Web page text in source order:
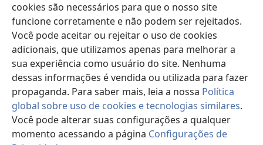
cookies são necessários para que o nosso site
funcione corretamente e não podem ser rejeitados.
Você pode aceitar ou rejeitar o uso de cookies
adicionais, que utilizamos apenas para melhorar a
sua experiência como usuário do site. Nenhuma
dessas informações é vendida ou utilizada para fazer
propaganda. Para saber mais, leia a nossa Política
global sobre uso de cookies e tecnologias similares.
Você pode alterar suas configurações a qualquer
momento acessando a página Configurações de
Donativos
(abre
nova
janela)Biblioteca On-line da Torre de Vigia™
(abre
nova
janela) JW Hub ®
(abre
nova
janela)
Copyright© 2026 Watch Tower Bible and Tract Society of Pennsylvania.